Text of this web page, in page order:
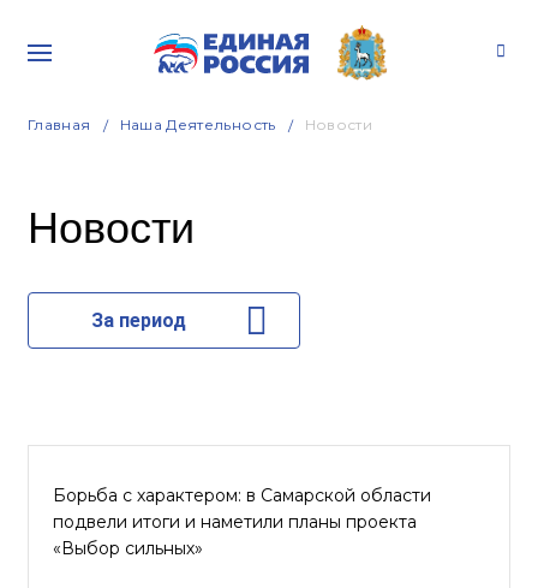
Главная Наша Деятельность Новости
Новости
За период
Борьба с характером: в Самарской области
подвели итоги и наметили планы проекта
«Выбор сильных»